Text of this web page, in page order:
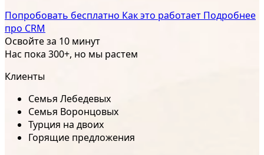
Попробовать бесплатно Как это работает Подробнее
про CRM
Освойте за 10 минут
Нас пока 300+, но мы растем
Клиенты
Семья Лебедевых
Семья Воронцовых
Турция на двоих
Горящие предложения